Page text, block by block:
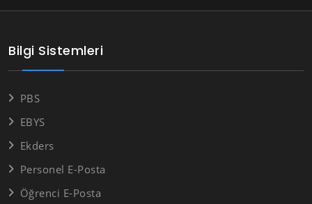
Bilgi Sistemleri
PBS
EBYS
Ekders
Personel E-Posta
Öğrenci E-Posta